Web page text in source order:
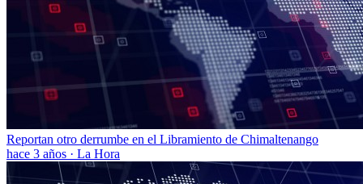
Reportan otro derrumbe en el Libramiento de Chimaltenango
hace 3 años · La Hora